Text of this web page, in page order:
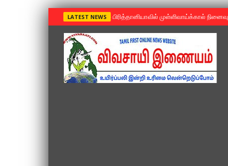
LATEST NEWS »பிரித்தானியாவில் முள்ளிவாய்க்கால் நினைவு